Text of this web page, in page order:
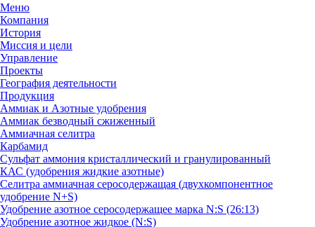
Меню
Компания
История
Миссия и цели
Управление
Проекты
География деятельности
Продукция
Аммиак и Азотные удобрения
Аммиак безводный сжиженный
Аммиачная селитра
Карбамид
Сульфат аммония кристаллический и гранулированный
КАС (удобрения жидкие азотные)
Селитра аммиачная серосодержащая (двухкомпонентное
удобрение N+S)
Удобрение азотное серосодержащее марка N:S (26:13)
Удобрение азотное жидкое (N:S)